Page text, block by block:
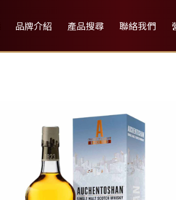
品牌介紹 產品搜尋 聯絡我們